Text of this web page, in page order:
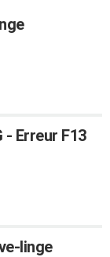
- Erreur F13
linge